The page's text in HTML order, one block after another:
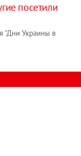
посетили
"Дни Украины в